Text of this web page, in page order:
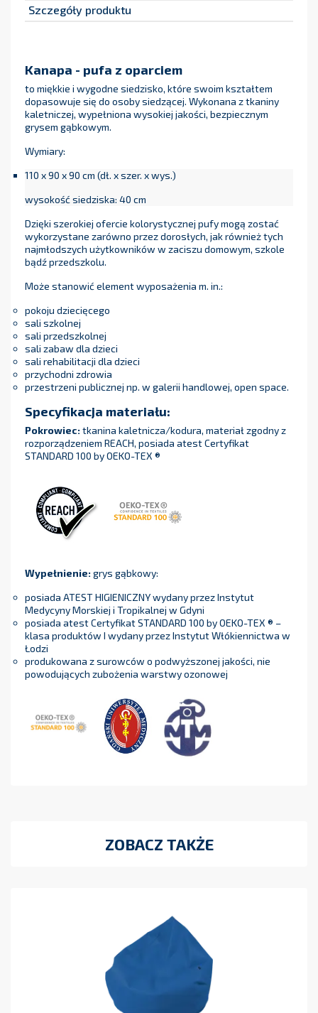
Szczegóły produktu
Kanapa - pufa z oparciem
to miękkie i wygodne siedzisko, które swoim kształtem
dopasowuje się do osoby siedzącej. Wykonana z tkaniny
kaletniczej, wypełniona wysokiej jakości, bezpiecznym
grysem gąbkowym.
Wymiary:
110 x 90 x 90 cm (dł. x szer. x wys.)
wysokość siedziska: 40 cm
Dzięki szerokiej ofercie kolorystycznej pufy mogą zostać
wykorzystane zarówno przez dorosłych, jak również tych
najmłodszych użytkowników w zaciszu domowym, szkole
bądź przedszkolu.
Może stanowić element wyposażenia m. in.:
pokoju dziecięcego
sali szkolnej
sali przedszkolnej
sali zabaw dla dzieci
sali rehabilitacji dla dzieci
przychodni zdrowia
przestrzeni publicznej np. w galerii handlowej, open space.
Specyfikacja materiału:
Pokrowiec:tkanina kaletnicza/kodura, materiał zgodny z
rozporządzeniem REACH, posiada atest Certyfikat
STANDARD 100 by OEKO-TEX ®
Wypełnienie:grys gąbkowy:
posiada ATEST HIGIENICZNY wydany przez Instytut
Medycyny Morskiej i Tropikalnej w Gdyni
posiada atest Certyfikat STANDARD 100 by OEKO-TEX ® –
klasa produktów I wydany przez Instytut Włókiennictwa w
Łodzi
produkowana z surowców o podwyższonej jakości, nie
powodujących zubożenia warstwy ozonowej
ZOBACZ TAKŻE